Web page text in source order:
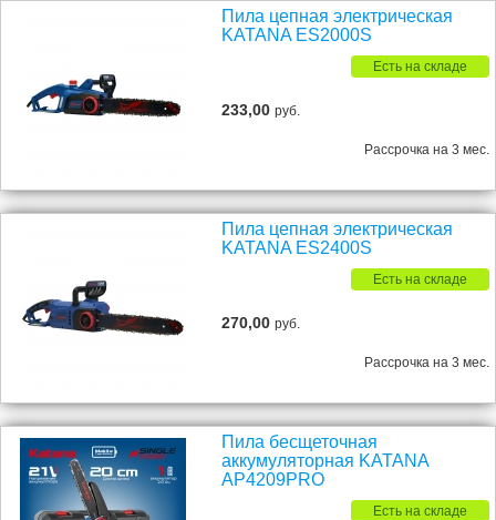
Пила цепная электрическая
KATANA ES2000S
Есть на складе
233,00руб.
Рассрочка на 3 мес.
Пила цепная электрическая
KATANA ES2400S
Есть на складе
270,00руб.
Рассрочка на 3 мес.
Пила бесщеточная
аккумуляторная KATANA
AP4209PRO
Есть на складе